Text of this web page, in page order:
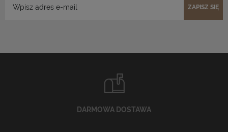
ZAPISZ SIĘ
DARMOWA DOSTAWA